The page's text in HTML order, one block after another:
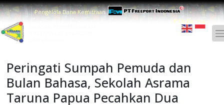
Pengelola Dana Kemitraan
Pilih Bahasa :
Peringati Sumpah Pemuda dan
Bulan Bahasa, Sekolah Asrama
Taruna Papua Pecahkan Dua